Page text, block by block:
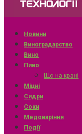
Новини
Виноградарство
Вино
Пиво
Що на крані
Міцні
Сидри
Соки
Медоваріння
Події